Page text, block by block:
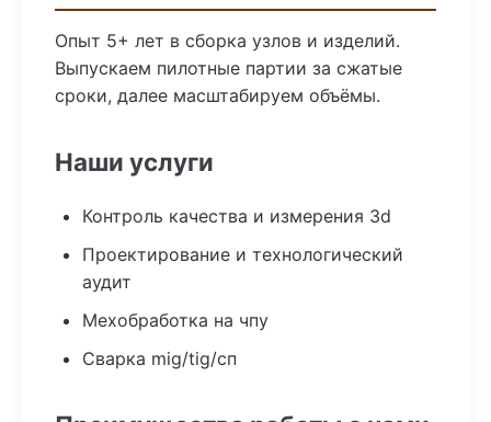
Опыт 5+ лет в сборка узлов и изделий.
Выпускаем пилотные партии за сжатые
сроки, далее масштабируем объёмы.
Наши услуги
Контроль качества и измерения 3d
Проектирование и технологический
аудит
Мехобработка на чпу
Сварка mig/tig/сп